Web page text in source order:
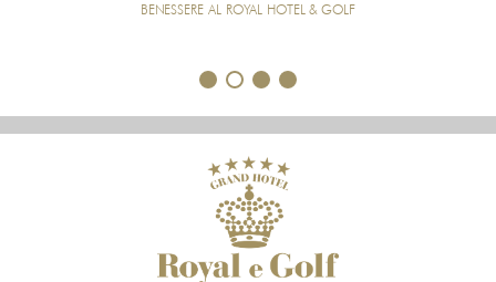
BENESSERE AL ROYAL HOTEL & GOLF
2